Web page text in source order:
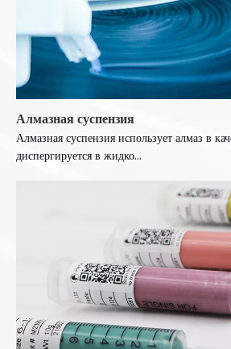
Алмазная суспензия
Алмазная суспензия использует алмаз в
диспергируется в жидко...